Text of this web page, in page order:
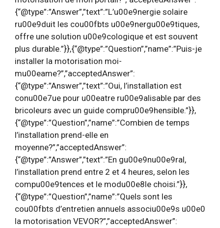
{“@type”:”Answer”,”text”:”L’u00e9nergie solaire
ru00e9duit les cou00fbts u00e9nergu00e9tiques,
offre une solution u00e9cologique et est souvent
plus durable.”}},{“@type”:”Question”,”name”:”Puis-je
installer la motorisation moi-
mu00eame?”,”acceptedAnswer”:
{“@type”:”Answer”,”text”:”Oui, l’installation est
conu00e7ue pour u00eatre ru00e9alisable par des
bricoleurs avec un guide compru00e9hensible.”}},
{“@type”:”Question”,”name”:”Combien de temps
l’installation prend-elle en
moyenne?”,”acceptedAnswer”:
{“@type”:”Answer”,”text”:”En gu00e9nu00e9ral,
l’installation prend entre 2 et 4 heures, selon les
compu00e9tences et le modu00e8le choisi.”}},
{“@type”:”Question”,”name”:”Quels sont les
cou00fbts d’entretien annuels associu00e9s u00e0
la motorisation VEVOR?”,”acceptedAnswer”: